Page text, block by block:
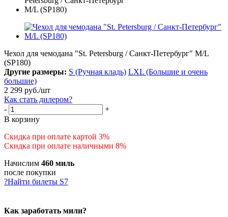
Чехол для чемодана "St. Petersburg / Санкт-Петербург" M/L
(SP180)
Другие размеры: S (Ручная кладь) LXL (Большие и очень
большие)
2 299 руб./шт
Как стать дилером?
-
+
В корзину
Скидка при оплате картой 3%
Скидка при оплате наличными 8%
Начислим 460 миль
после покупки
?Найти билеты S7
Как заработать мили?